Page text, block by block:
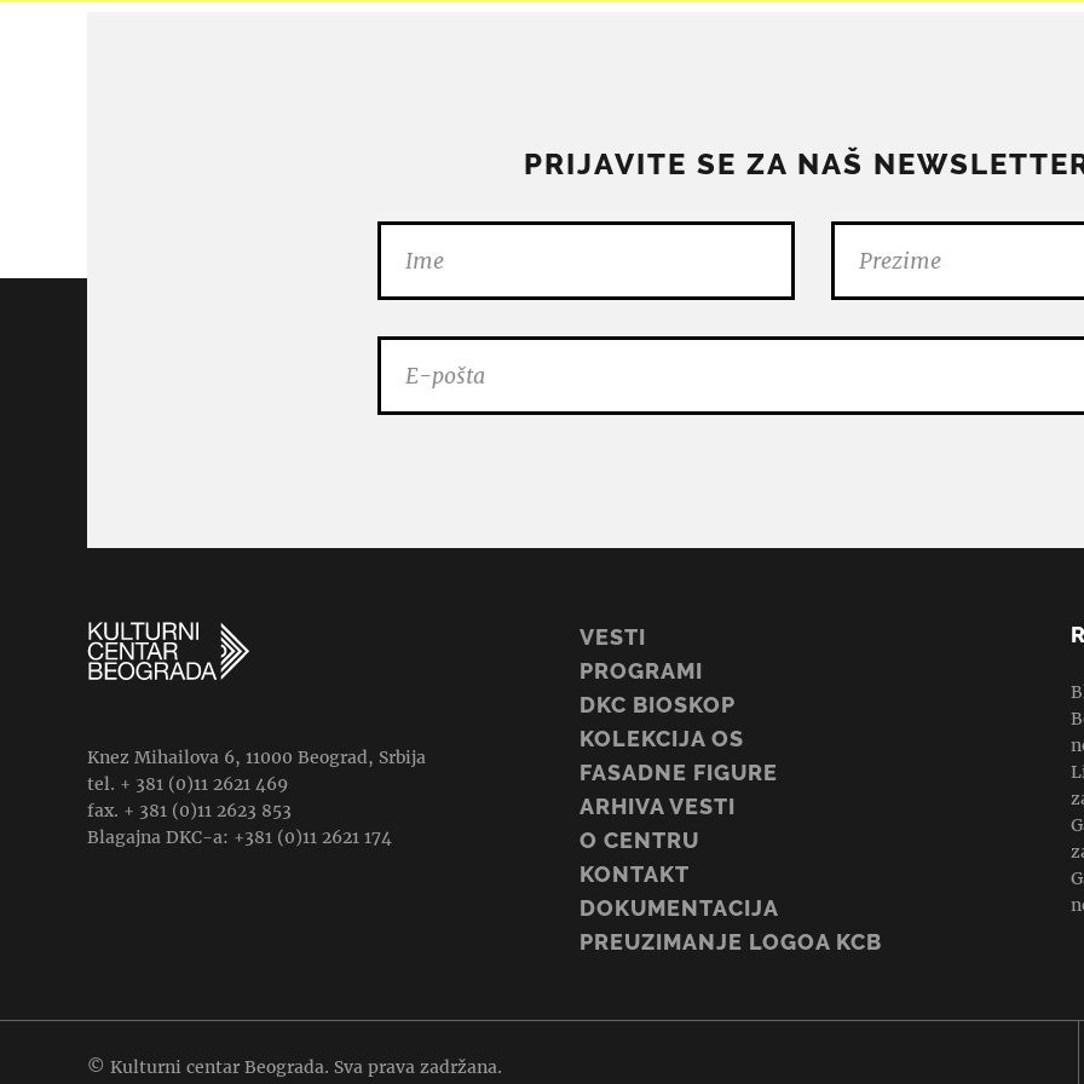
PRIJAVITE SE ZA NAŠ
Knez Mihailova 6, 11000 Beograd, Srbija
tel. + 381 (0)11 2621 469
fax. + 381 (0)11 2623 853
Blagajna DKC-a: +381 (0)11 2621 174
VESTI
PROGRAMI
DKC BIOSKOP
KOLEKCIJA OS
FASADNE FIGURE
ARHIVA VESTI
O CENTRU
KONTAKT
DOKUMENTACIJA
PREUZIMANJE LOGOA KCB
© Kulturni centar Beograda. Sva prava zadržana.